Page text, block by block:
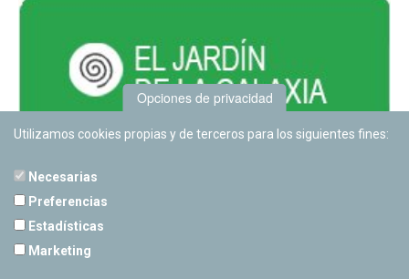
Opciones de privacidad
Utilizamos cookies propias y de terceros para los siguientes fines:
Necesarias
Preferencias
Estadísticas
Marketing